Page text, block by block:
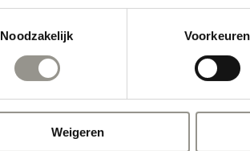
Noodzakelijk
Voorkeuren
Weigeren